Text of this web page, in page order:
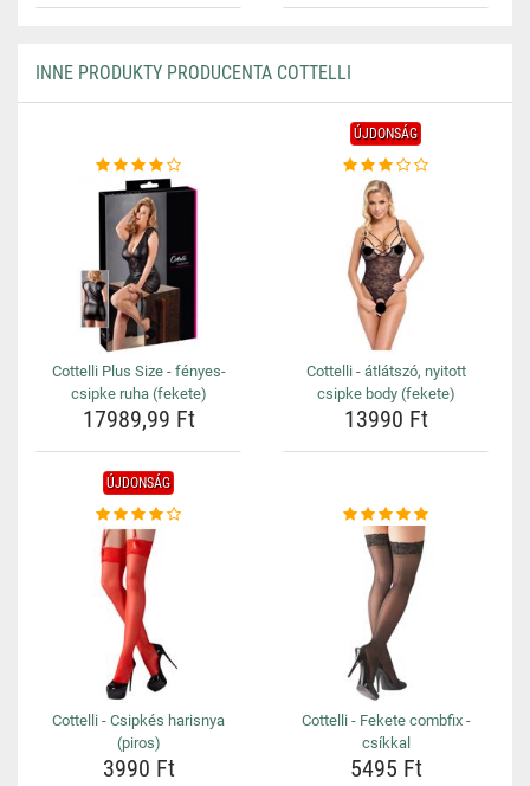
INNE PRODUKTY PRODUCENTA COTTELLI
Cottelli Plus Size - fényes-
csipke ruha (fekete)
17989,99 Ft
ÚJDONSÁG
Cottelli - átlátszó, nyitott
csipke body (fekete)
13990 Ft
ÚJDONSÁG
Cottelli - Csipkés harisnya
(piros)
3990 Ft
Cottelli - Fekete combfix -
csíkkal
5495 Ft